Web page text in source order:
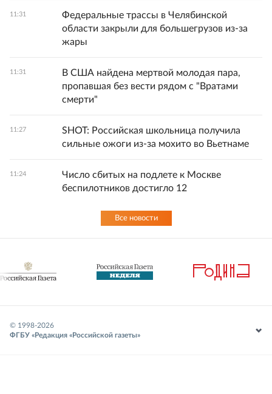
11:31
Федеральные трассы в Челябинской
области закрыли для большегрузов из-за
жары
11:31
В США найдена мертвой молодая пара,
пропавшая без вести рядом с "Вратами
смерти"
11:27
SHOT: Российская школьница получила
сильные ожоги из-за мохито во Вьетнаме
11:24
Число сбитых на подлете к Москве
беспилотников достигло 12
Все новости
© 1998-2026
ФГБУ «Редакция «Российской газеты»